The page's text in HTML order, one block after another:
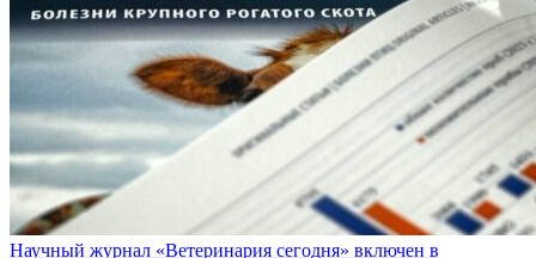
Научный журнал «Ветеринария сегодня» включен в